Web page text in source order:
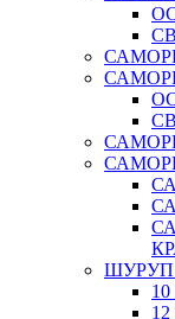
ШУРУП